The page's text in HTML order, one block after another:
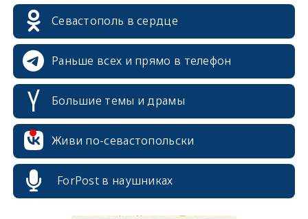
Севастополь в сердце
Раньше всех и прямо в телефон
Большие темы и драмы
Живи по-севастопольски
ForPost в наушниках
erid: 2SDnjcrDNw6